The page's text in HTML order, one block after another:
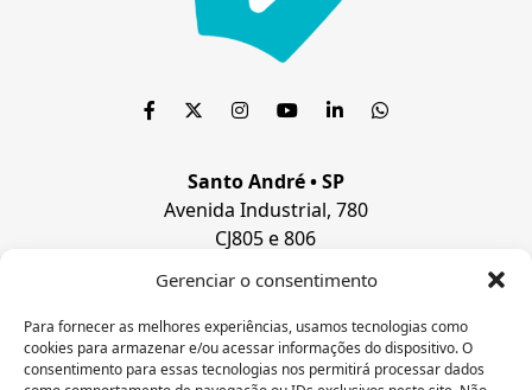
Gerenciar o consentimento
Para fornecer as melhores experiências, usamos tecnologias como
cookies para armazenar e/ou acessar informações do dispositivo. O
consentimento para essas tecnologias nos permitirá processar dados
Santo André • SP
Avenida Industrial, 780
CJ805 e 806
Santo André, SP
CEP 09.080-510
Paulistana • PI
Rua José Amorim